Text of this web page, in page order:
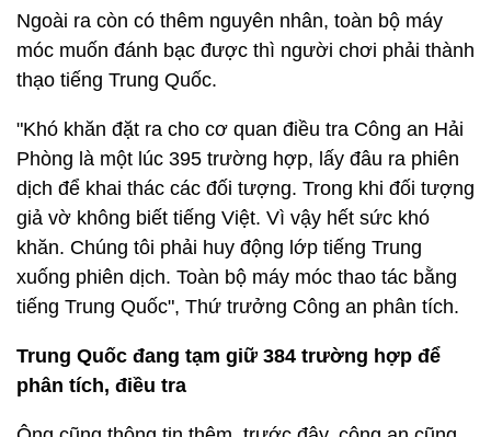
Ngoài ra còn có thêm nguyên nhân, toàn bộ máy
móc muốn đánh bạc được thì người chơi phải thành
thạo tiếng Trung Quốc.
"Khó khăn đặt ra cho cơ quan điều tra Công an Hải
Phòng là một lúc 395 trường hợp, lấy đâu ra phiên
dịch để khai thác các đối tượng. Trong khi đối tượng
giả vờ không biết tiếng Việt. Vì vậy hết sức khó
khăn. Chúng tôi phải huy động lớp tiếng Trung
xuống phiên dịch. Toàn bộ máy móc thao tác bằng
tiếng Trung Quốc", Thứ trưởng Công an phân tích.
Trung Quốc đang tạm giữ 384 trường hợp để
phân tích, điều tra